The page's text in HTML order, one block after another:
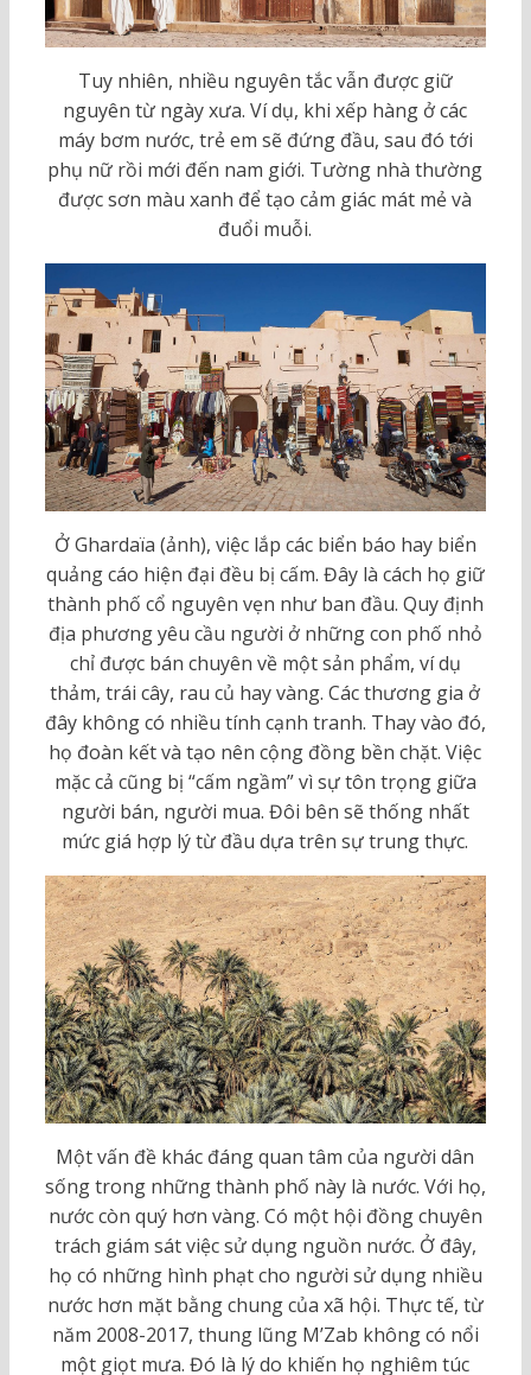
Tuy nhiên, nhiều nguyên tắc vẫn được giữ
nguyên từ ngày xưa. Ví dụ, khi xếp hàng ở các
máy bơm nước, trẻ em sẽ đứng đầu, sau đó tới
phụ nữ rồi mới đến nam giới. Tường nhà thường
được sơn màu xanh để tạo cảm giác mát mẻ và
đuổi muỗi.
Ở Ghardaïa (ảnh), việc lắp các biển báo hay biển
quảng cáo hiện đại đều bị cấm. Đây là cách họ giữ
thành phố cổ nguyên vẹn như ban đầu. Quy định
địa phương yêu cầu người ở những con phố nhỏ
chỉ được bán chuyên về một sản phẩm, ví dụ
thảm, trái cây, rau củ hay vàng. Các thương gia ở
đây không có nhiều tính cạnh tranh. Thay vào đó,
họ đoàn kết và tạo nên cộng đồng bền chặt. Việc
mặc cả cũng bị “cấm ngầm” vì sự tôn trọng giữa
người bán, người mua. Đôi bên sẽ thống nhất
mức giá hợp lý từ đầu dựa trên sự trung thực.
Một vấn đề khác đáng quan tâm của người dân
sống trong những thành phố này là nước. Với họ,
nước còn quý hơn vàng. Có một hội đồng chuyên
trách giám sát việc sử dụng nguồn nước. Ở đây,
họ có những hình phạt cho người sử dụng nhiều
nước hơn mặt bằng chung của xã hội. Thực tế, từ
năm 2008-2017, thung lũng M’Zab không có nổi
một giọt mưa. Đó là lý do khiến họ nghiêm túc